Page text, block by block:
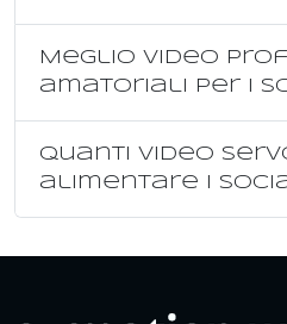
Meglio video
amatoriali per i
Quanti video
alimentare i